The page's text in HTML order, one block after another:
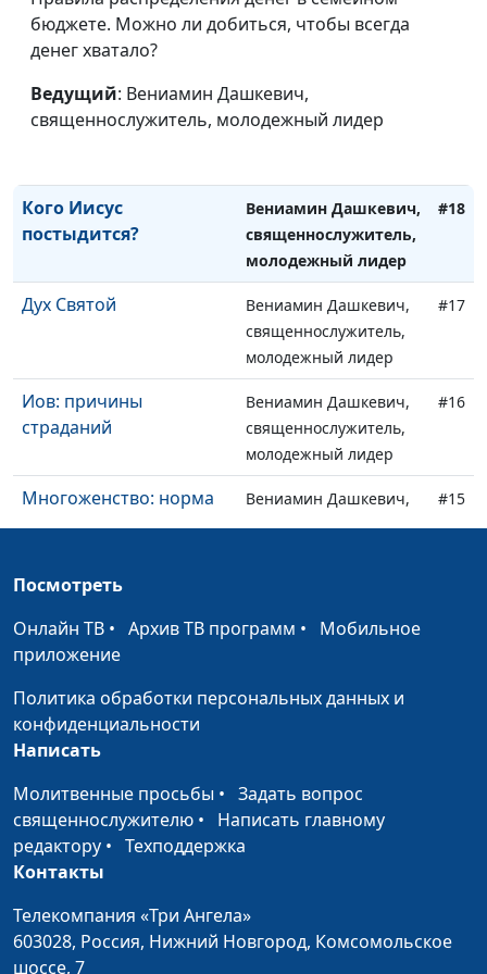
бюджете. Можно ли добиться, чтобы всегда
денег хватало?
Ведущий: Вениамин Дашкевич,
священнослужитель, молодежный лидер
Святость Бога
Вениамин Дашкевич,
священнослужитель,
Бог испытывает
эмоции?
Вениамин Дашкевич,
священнослужитель,
Кого Иисус
постыдится?
Вениамин Дашкевич,
священнослужитель,
молодежный лидер
#18
Дух Святой
Вениамин Дашкевич,
священнослужитель,
молодежный лидер
#17
Иов: причины
страданий
Вениамин Дашкевич,
священнослужитель,
молодежный лидер
#16
Многоженство: норма
ли это?
Вениамин Дашкевич,
священнослужитель,
#15
Непростительный грех
священнослужитель,
Иисус и прокаженный:
очищение и исцеление
Вениамин Дашкевич,
Крещение покаяния:
смысл обряда
Вениамин Дашкевич,
священнослужитель,
Одобряет ли Бог
войны?
священнослужитель,
молодежный лидер
Посмотреть
Онлайн ТВ • Архив ТВ программ • Мобильное
приложение
Политика обработки персональных данных и
конфиденциальности
Написать
Молитвенные просьбы • Задать вопрос
священнослужителю • Написать главному
редактору • Техподдержка
Контакты
Телекомпания «Три Ангела»
603028, Россия, Нижний Новгород, Комсомольское
шоссе, 7